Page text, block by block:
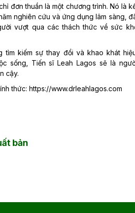
đơn thuần là một chương trình. Nó là
nghiên cứu và ứng dụng lâm sàng,
vượt qua các thách thức về sức
tìm kiếm sự thay đổi và khao khát
sống, Tiến sĩ Leah Lagos sẽ là
cậy.
thức: https://www.drleahlagos.com
bản